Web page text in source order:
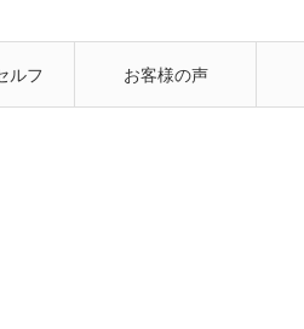
ルフ お客様の声